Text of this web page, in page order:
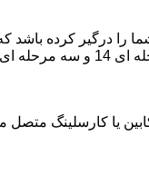
درگیر کرده باشد
یا کارسلینگ